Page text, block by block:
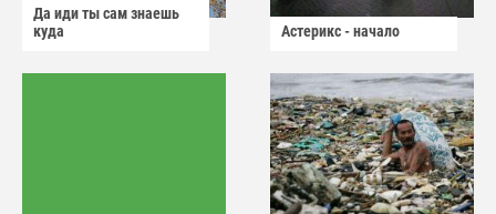
Да иди ты сам знаешь
куда
Астерикс - начало